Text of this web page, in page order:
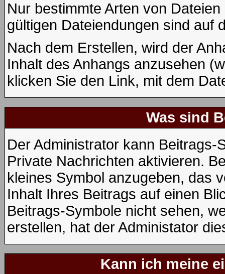
Nur bestimmte Arten von
gültigen Dateiendungen sind auf
Nach dem Erstellen, wird der
Inhalt des Anhangs anzusehen
klicken Sie den Link, mit dem
Was sind
Der Administrator kann
Private Nachrichten aktivieren.
kleines Symbol anzugeben, das
Inhalt Ihres Beitrags auf einen
Beitrags-Symbole nicht sehen,
erstellen, hat der Administator
Kann ich meine